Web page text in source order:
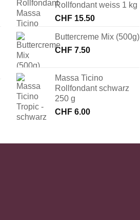
Rollfondant weiss 1 kg
CHF 15.50
Buttercreme Mix (500g)
CHF 7.50
Massa Ticino
Rollfondant schwarz
250 g
CHF 6.00